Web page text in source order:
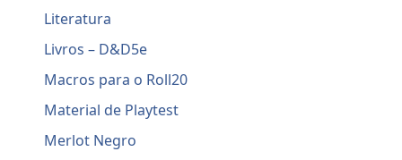
Literatura
Livros – D&D5e
Macros para o Roll20
Material de Playtest
Merlot Negro